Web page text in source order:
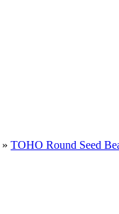
» TOHO Round Seed